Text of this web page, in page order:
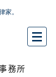
家。
務所